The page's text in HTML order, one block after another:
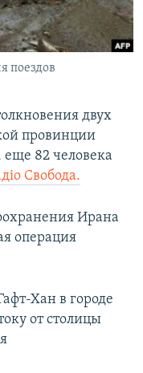
поездов
двух
провинции
еще 82 человека
Свобода.
Ирана
операция
Хан в городе
от столицы